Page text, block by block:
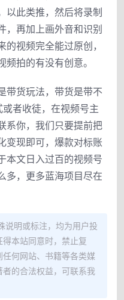
以此类推，然后将录制
，再加上画外音和识别
视频完全能过原创，
拍的有没有创意。
带货玩法，带货是带不
者收徒，在视频号主
系你，我们只要提前把
变现即可，爆款对标账
本文日入过百的视频号
多，更多蓝海项目尽在
说明或标注，均为用户投
本站同意时，禁止复
何网站、书籍等各类媒
的合法权益，可联系我